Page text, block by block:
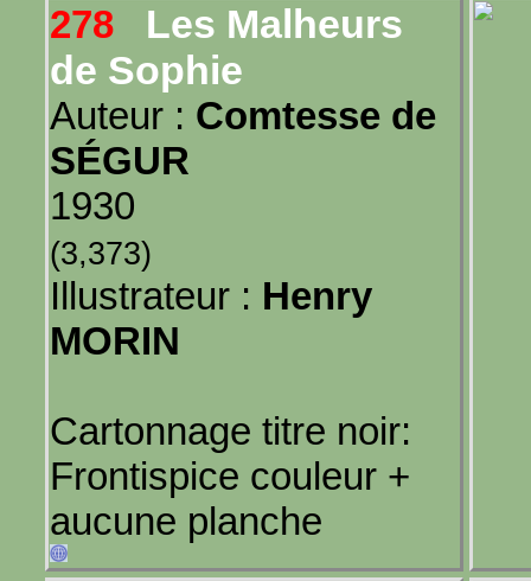
278
Les Malheurs
de Sophie
Auteur : Comtesse de
SÉGUR
1930
(3,373)
Illustrateur : Henry
MORIN
Cartonnage titre noir:
Frontispice couleur +
aucune planche